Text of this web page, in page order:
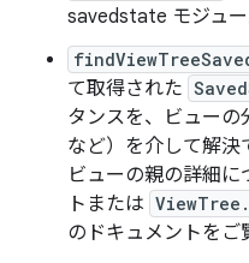
savedstate モジュー
て取得された
タンスを、ビューの
など）を介して解
ビューの親の詳細
トまたは
のドキュメントをご